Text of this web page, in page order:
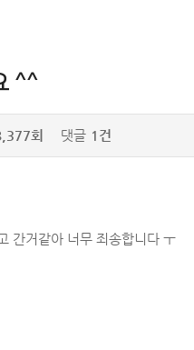
^^
회 댓글 1건
간거같아 너무 죄송합니다 ㅜ